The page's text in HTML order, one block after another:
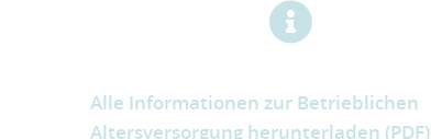
Alle Informationen zur Betrieblichen
Altersversorgung herunterladen (PDF)